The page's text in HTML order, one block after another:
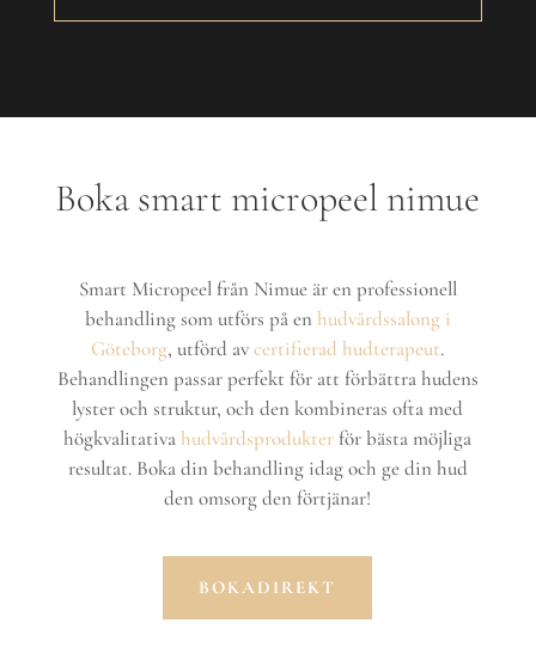
Boka smart micropeel nimue
Smart Micropeel från Nimue är en professionell
behandling som utförs på en hudvårdssalong i
Göteborg, utförd avcertifierad hudterapeut.
Behandlingen passar perfekt för att förbättra hudens
lyster och struktur, och den kombineras ofta med
högkvalitativahudvårdsprodukterför bästa möjliga
resultat. Boka din behandling idag och ge din hud
den omsorg den förtjänar!
BOKADIREKT